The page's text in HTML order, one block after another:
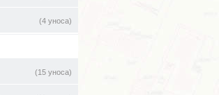
(4 уноса)
(15 уноса)